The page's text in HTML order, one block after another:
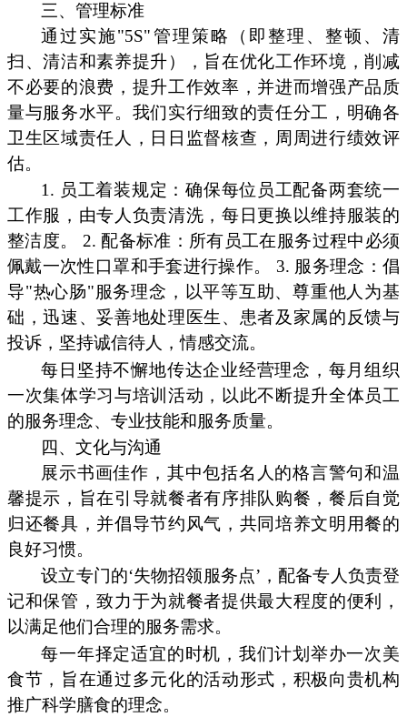
三、管理标准
通过实施"5S"管理策略（即整理、整顿、清
扫、清洁和素养提升），旨在优化工作环境，削减
不必要的浪费，提升工作效率，并进而增强产品质
量与服务水平。我们实行细致的责任分工，明确各
卫生区域责任人，日日监督核查，周周进行绩效评
估。
1. 员工着装规定：确保每位员工配备两套统一
工作服，由专人负责清洗，每日更换以维持服装的
整洁度。 2. 配备标准：所有员工在服务过程中必须
佩戴一次性口罩和手套进行操作。 3. 服务理念：倡
导"热心肠"服务理念，以平等互助、尊重他人为基
础，迅速、妥善地处理医生、患者及家属的反馈与
投诉，坚持诚信待人，情感交流。
每日坚持不懈地传达企业经营理念，每月组织
一次集体学习与培训活动，以此不断提升全体员工
的服务理念、专业技能和服务质量。
四、文化与沟通
展示书画佳作，其中包括名人的格言警句和温
馨提示，旨在引导就餐者有序排队购餐，餐后自觉
归还餐具，并倡导节约风气，共同培养文明用餐的
良好习惯。
设立专门的‘失物招领服务点’，配备专人负责登
记和保管，致力于为就餐者提供最大程度的便利，
以满足他们合理的服务需求。
每一年择定适宜的时机，我们计划举办一次美
食节，旨在通过多元化的活动形式，积极向贵机构
推广科学膳食的理念。